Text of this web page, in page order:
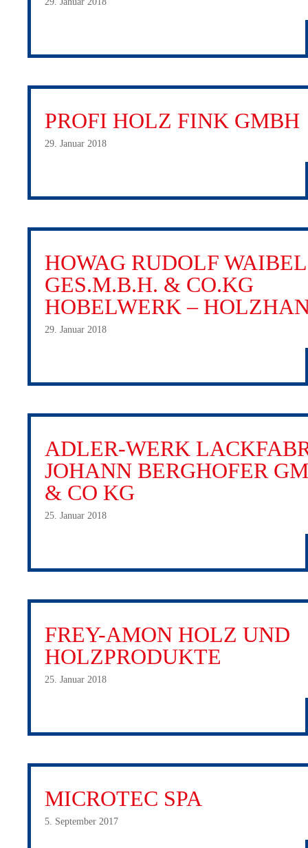
PROFI HOLZ FINK GMBH
29. Januar 2018
HOWAG RUDOLF WAIBEL
GES.M.B.H. & CO.KG
HOBELWERK –
29. Januar 2018
ADLER-WERK
JOHANN BERGHOFER
& CO KG
25. Januar 2018
FREY-AMON HOLZ UND
HOLZPRODUKTE
25. Januar 2018
MICROTEC SPA
5. September 2017